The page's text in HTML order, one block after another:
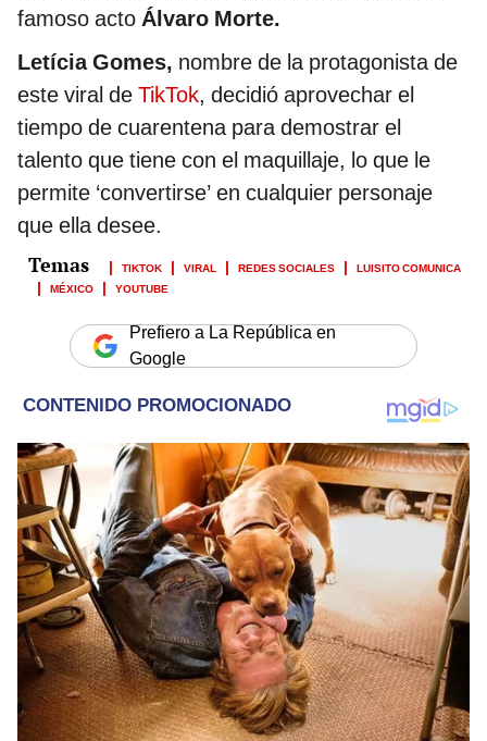
famoso acto Álvaro Morte.
Letícia Gomes, nombre de la protagonista de
este viral de TikTok, decidió aprovechar el
tiempo de cuarentena para demostrar el
talento que tiene con el maquillaje, lo que le
permite ‘convertirse’ en cualquier personaje
que ella desee.
TIKTOK VIRAL REDES SOCIALES
LUISITO COMUNICA
MÉXICO
YOUTUBE
Prefiero a La República en
Google